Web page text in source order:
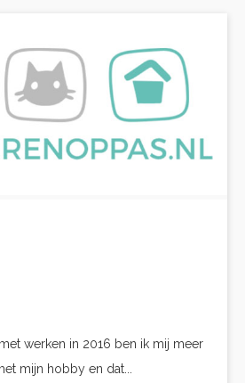
werken in 2016 ben ik mij meer
mijn hobby en dat...